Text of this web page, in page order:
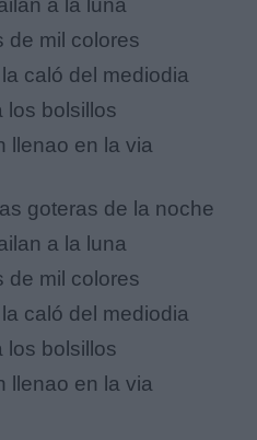
a la luna
de mil colores
caló del mediodia
los bolsillos
llenao en la via
goteras de la noche
a la luna
de mil colores
caló del mediodia
los bolsillos
llenao en la via